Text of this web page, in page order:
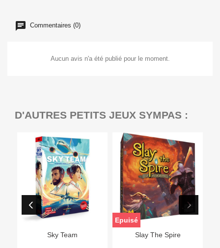
Commentaires (0)
Aucun avis n'a été publié pour le moment.
D'AUTRES PETITS JEUX SYMPAS :
Sky Team Slay The Spire
Epuisé